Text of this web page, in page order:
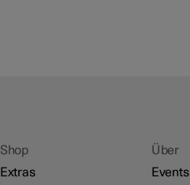
Shop
Extras
Über
Events